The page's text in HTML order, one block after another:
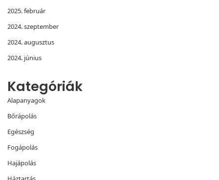
2025. február
2024. szeptember
2024. augusztus
2024. június
Kategóriák
Alapanyagok
Bőrápolás
Egészség
Fogápolás
Hajápolás